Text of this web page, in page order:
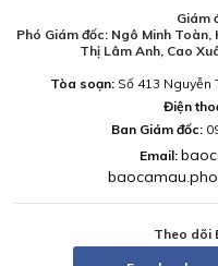
Giám
Phó Giám đốc: Ngô Minh
Thị Lâm Anh, Cao
Tòa soạn:Số 413 Nguyễn
Điện
Ban Giám đốc:
Email:
Theo dõi